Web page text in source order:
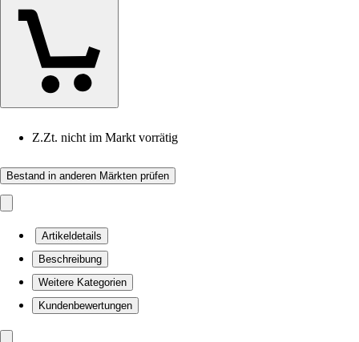
Z.Zt. nicht im Markt vorrätig
Bestand in anderen Märkten prüfen
Artikeldetails
Beschreibung
Weitere Kategorien
Kundenbewertungen